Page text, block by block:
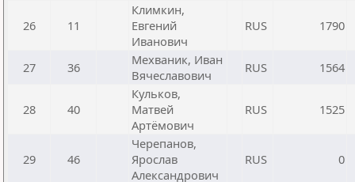
26 11
Климкин,
Евгений
Иванович
RUS 1790
27 36
Мехваник, Иван
Вячеславович
RUS 1564
28 40
Кульков,
Матвей
Артёмович
RUS 1525
29 46
Черепанов,
Ярослав
Александрович
RUS 0